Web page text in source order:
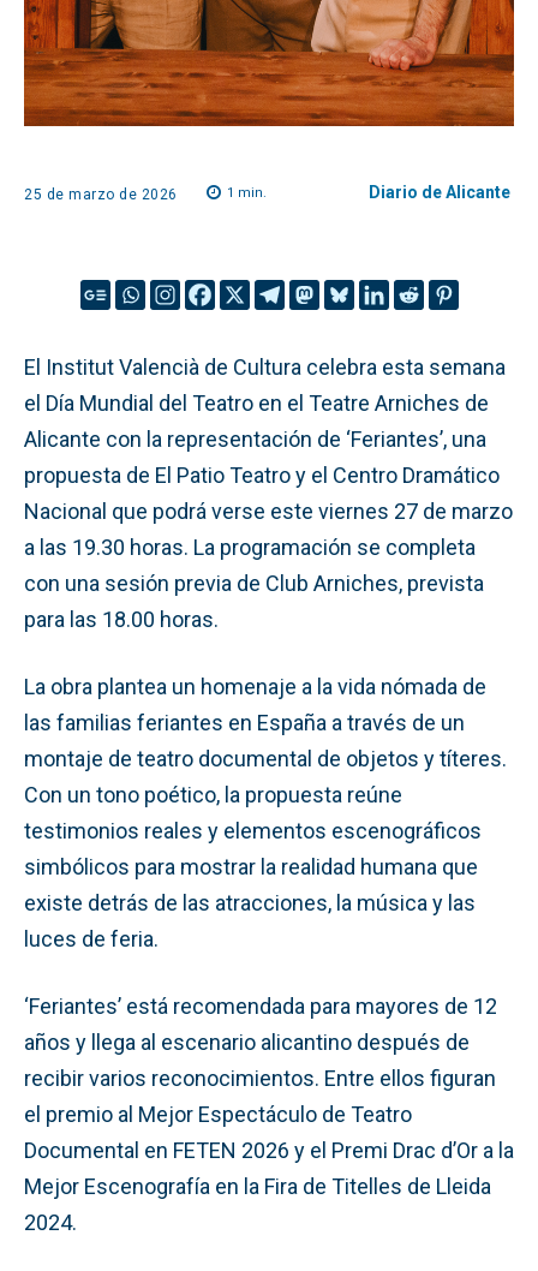
25 de marzo de 2026 1 min. Diario de Alicante
El Institut Valencià de Cultura celebra esta semana
el Día Mundial del Teatro en el Teatre Arniches de
Alicante con la representación de ‘Feriantes’, una
propuesta de El Patio Teatro y el Centro Dramático
Nacional que podrá verse este viernes 27 de marzo
a las 19.30 horas. La programación se completa
con una sesión previa de Club Arniches, prevista
para las 18.00 horas.
La obra plantea un homenaje a la vida nómada de
las familias feriantes en España a través de un
montaje de teatro documental de objetos y títeres.
Con un tono poético, la propuesta reúne
testimonios reales y elementos escenográficos
simbólicos para mostrar la realidad humana que
existe detrás de las atracciones, la música y las
luces de feria.
‘Feriantes’ está recomendada para mayores de 12
años y llega al escenario alicantino después de
recibir varios reconocimientos. Entre ellos figuran
el premio al Mejor Espectáculo de Teatro
Documental en FETEN 2026 y el Premi Drac d’Or a la
Mejor Escenografía en la Fira de Titelles de Lleida
2024.